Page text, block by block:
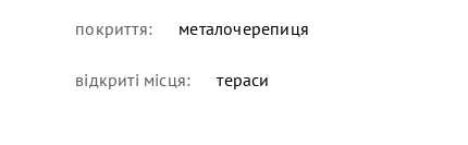
покриття: металочерепиця
відкриті місця: тераси